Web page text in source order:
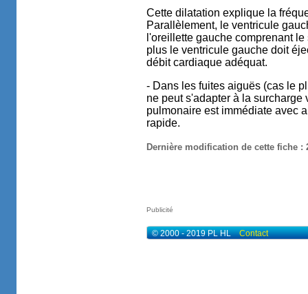
Cette dilatation explique la
Parallèlement, le ventricule
l'oreillette gauche comprenant
plus le ventricule gauche doit
débit cardiaque adéquat.
- Dans les fuites aiguës (cas le
ne peut s'adapter à la
pulmonaire est immédiate avec
rapide.
Dernière modification de cette fiche :
Publicité
© 2000 - 2019 PL HL Contact